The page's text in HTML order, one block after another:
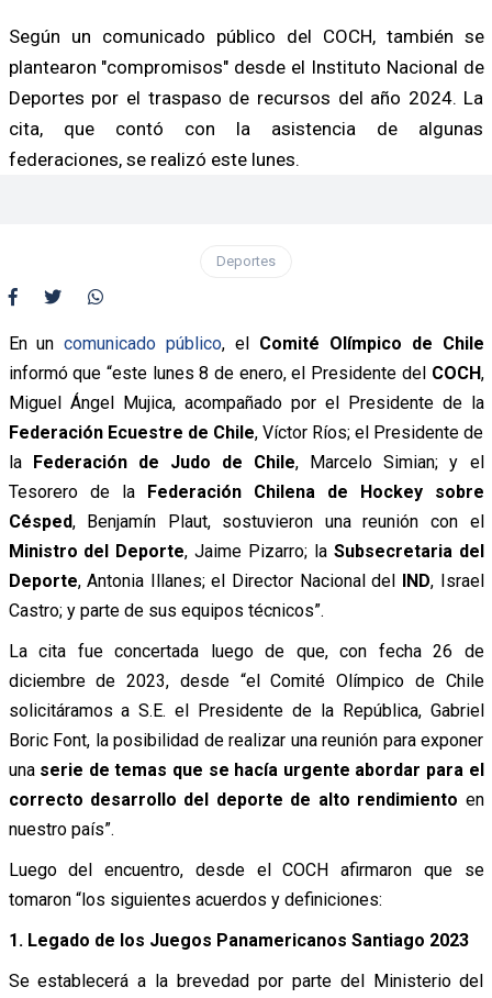
Según un comunicado público del COCH, también se
plantearon "compromisos" desde el Instituto Nacional de
Deportes por el traspaso de recursos del año 2024. La
cita, que contó con la asistencia de algunas
federaciones, se realizó este lunes.
Deportes
En uncomunicado público, el Comité Olímpico de Chile
informó que “este lunes 8 de enero, el Presidente delCOCH,
Miguel Ángel Mujica, acompañado por el Presidente de la
Federación Ecuestre de Chile, Víctor Ríos; el Presidente de
laFederación de Judo de Chile, Marcelo Simian; y el
Tesorero de la Federación Chilena de Hockey sobre
Césped, Benjamín Plaut, sostuvieron una reunión con el
Ministro del Deporte, Jaime Pizarro; la Subsecretaria del
Deporte, Antonia Illanes; el Director Nacional del IND, Israel
Castro; y parte de sus equipos técnicos”.
La cita fue concertada luego de que, con fecha 26 de
diciembre de 2023, desde “el Comité Olímpico de Chile
solicitáramos a S.E. el Presidente de la República, Gabriel
Boric Font, la posibilidad de realizar una reunión para exponer
unaserie de temas que se hacía urgente abordar para el
correcto desarrollo del deporte de alto rendimiento en
nuestro país”.
Luego del encuentro, desde el COCH afirmaron que se
tomaron “los siguientes acuerdos y definiciones:
1. Legado de los Juegos Panamericanos Santiago 2023
Se establecerá a la brevedad por parte del Ministerio del